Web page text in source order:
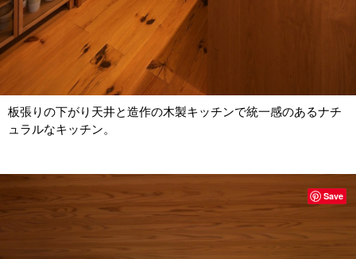
板張りの下がり天井と造作の木製キッチンで統一感のあるナチ
ュラルなキッチン。
Save